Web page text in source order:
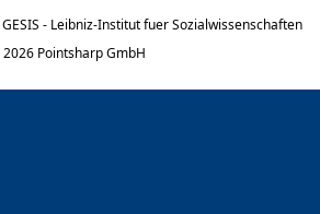
GESIS - Leibniz-Institut fuer Sozialwissenschaften
2026 Pointsharp GmbH